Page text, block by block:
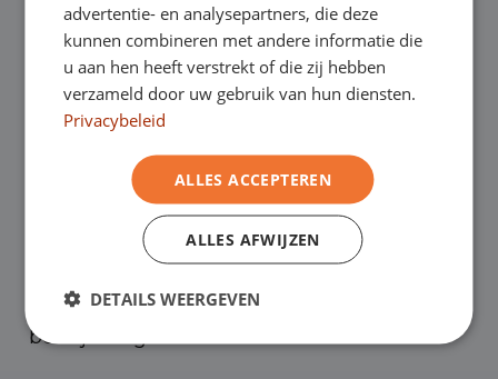
Onze showrooms
Je bent van harte welkom in een van onze
showrooms om de occasions te bekijken –
en natuurlijk voor een lekkere kop koffie!
kunt in Asten terecht voor onze
bedrijfswagens en in Oss, Geldrop en
Helmond voor zowel personenauto’s als
bedrijfswagens.
advertentie- en analysepartners, die deze
kunnen combineren met andere informatie die
u aan hen heeft verstrekt of die zij hebben
verzameld door uw gebruik van hun diensten.
Privacybeleid
ALLES ACCEPTEREN
ALLES AFWIJZEN
DETAILS WEERGEVEN